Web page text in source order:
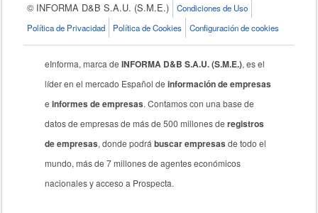
© INFORMA D&B S.A.U. (S.M.E.)
Condiciones de Uso
Política de Privacidad
Política de Cookies Configuración de cookies
eInforma, marca deINFORMA D&B S.A.U. (S.M.E.), es el
líder en el mercado Español deinformación de empresas
einformes de empresas. Contamos con una base de
datos de empresas de más de 500 millones deregistros
de empresas, donde podrábuscar empresas de todo el
mundo, más de 7 millones de agentes económicos
nacionales y acceso a Prospecta.